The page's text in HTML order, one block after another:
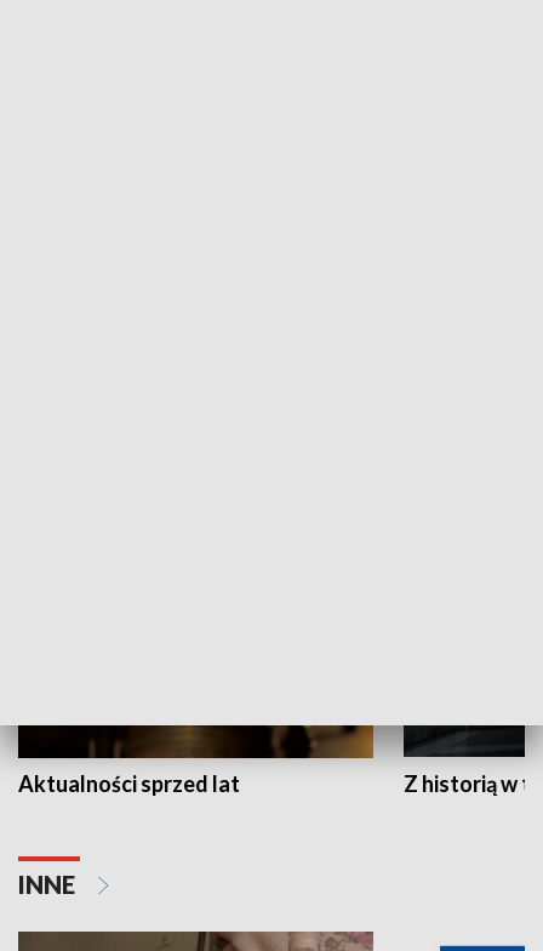
Aktualności sprzed lat Z historią w
INNE